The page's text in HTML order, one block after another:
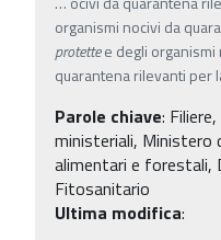
organismi nocivi da
protettee degli organismi
quarantena rilevanti per
Parole chiave:
ministeriali, Ministero
alimentari e forestali,
Fitosanitario
Ultima modifica: